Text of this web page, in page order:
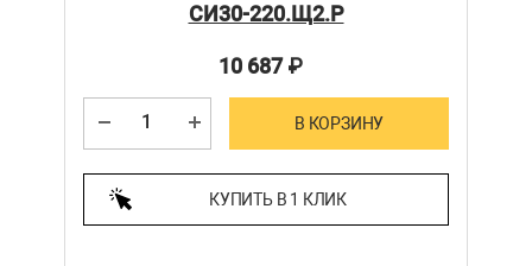
СИ30-220.Щ2.Р
10 687₽
В КОРЗИНУ
КУПИТЬ В 1 КЛИК